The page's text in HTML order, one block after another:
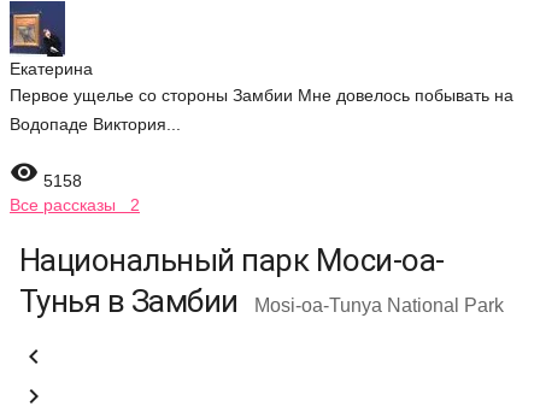
Екатерина
Первое ущелье со стороны Замбии Мне довелось побывать на
Водопаде Виктория...
 5158
Все рассказы 2
Национальный парк Моси-оа-
Тунья в Замбии
Mosi-oa-Tunya National Park

